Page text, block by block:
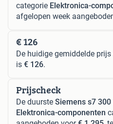
categorie Elektronica-
afgelopen week
€ 126
De huidige gemiddelde prijs
is € 126.
Prijscheck
De duurste Siemens s7 300
Elektronica-componenten